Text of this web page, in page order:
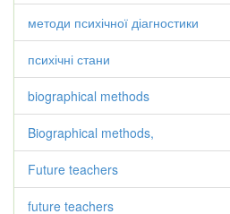
методи психічної діагностики
психічні стани
biographical methods
Biographical methods,
Future teachers
future teachers